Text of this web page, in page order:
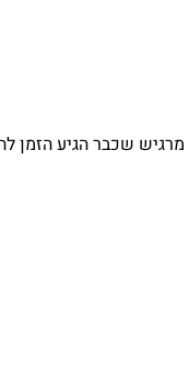
מרגיש שכבר הגיע הזמן